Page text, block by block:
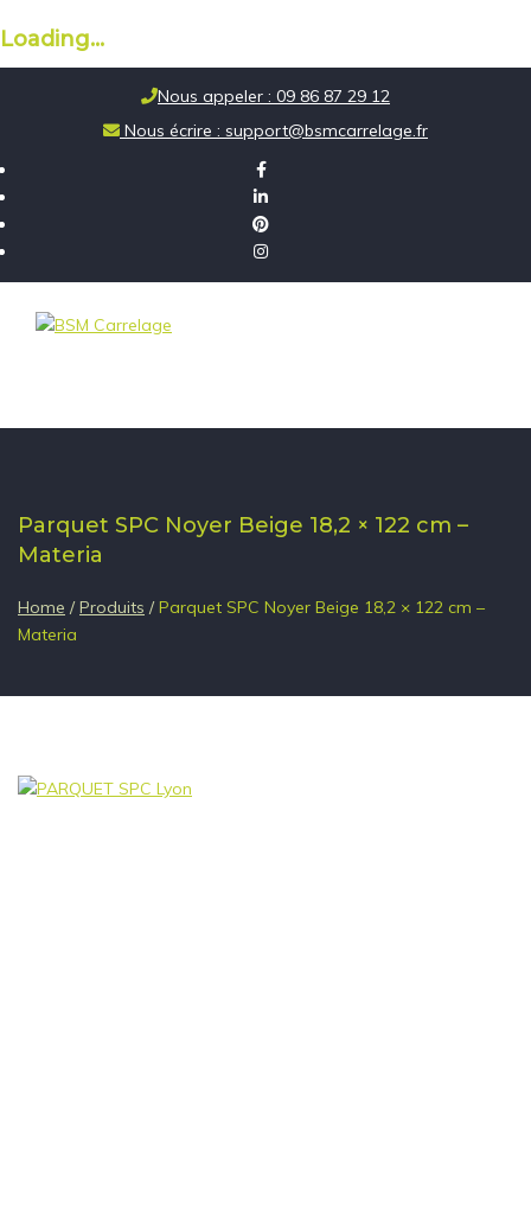
Loading...
Nous appeler : 09 86 87 29 12
Nous écrire : support@bsmcarrelage.fr
Parquet SPC Noyer Beige 18,2 × 122 cm –
Materia
Home / Produits / Parquet SPC Noyer Beige 18,2 × 122 cm –
Materia